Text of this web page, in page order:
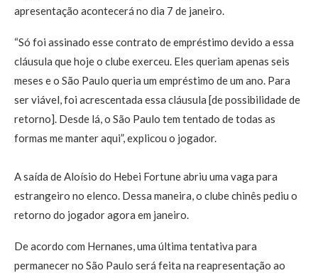
apresentação acontecerá no dia 7 de janeiro.
“Só foi assinado esse contrato de empréstimo devido a essa
cláusula que hoje o clube exerceu. Eles queriam apenas seis
meses e o São Paulo queria um empréstimo de um ano. Para
ser viável, foi acrescentada essa cláusula [de possibilidade de
retorno]. Desde lá, o São Paulo tem tentado de todas as
formas me manter aqui”, explicou o jogador.
A saída de Aloísio do Hebei Fortune abriu uma vaga para
estrangeiro no elenco. Dessa maneira, o clube chinês pediu o
retorno do jogador agora em janeiro.
De acordo com Hernanes, uma última tentativa para
permanecer no São Paulo será feita na reapresentação ao